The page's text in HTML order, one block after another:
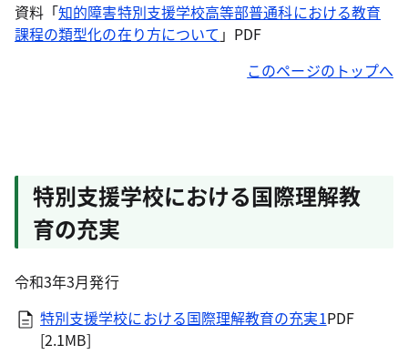
資料「知的障害特別支援学校高等部普通科における教育
課程の類型化の在り方について 」PDF
このページのトップへ
特別支援学校における国際理解教
育の充実
令和3年3月発行
特別支援学校における国際理解教育の充実1PDF
[2.1MB]